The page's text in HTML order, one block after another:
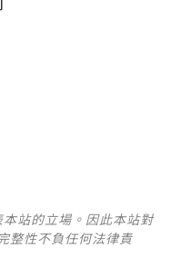
站的立場。因此本站對
整性不負任何法律責